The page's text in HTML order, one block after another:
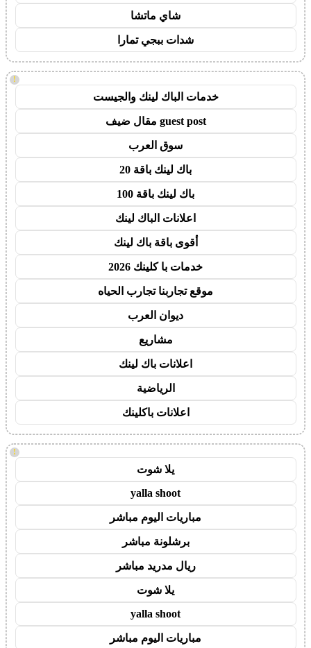
شاي ماتشا
شدات ببجي تمارا
!
خدمات الباك لينك والجيست
guest post مقال ضيف
سوق العرب
باك لينك باقة 20
باك لينك باقة 100
اعلانات الباك لينك
أقوى باقة باك لينك
خدمات با كلينك 2026
موقع تجاربنا تجارب الحياه
ديوان العرب
مشاريع
اعلانات باك لينك
الرياضية
اعلانات باكلينك
!
يلا شوت
yalla shoot
مباريات اليوم مباشر
برشلونة مباشر
ريال مدريد مباشر
يلا شوت
yalla shoot
مباريات اليوم مباشر